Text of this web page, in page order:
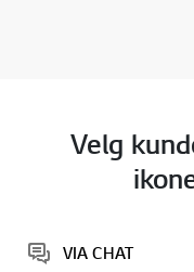
Velg
VIA CHAT